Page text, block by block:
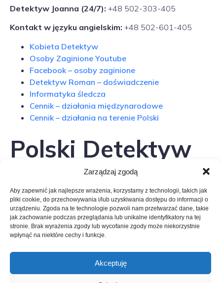
Zarządzaj zgodą
Aby zapewnić jak najlepsze wrażenia, korzystamy z technologii, takich jak
pliki cookie, do przechowywania i/lub uzyskiwania dostępu do informacji o
urządzeniu. Zgoda na te technologie pozwoli nam przetwarzać dane, takie
jak zachowanie podczas przeglądania lub unikalne identyfikatory na tej
stronie. Brak wyrażenia zgody lub wycofanie zgody może niekorzystnie
wpłynąć na niektóre cechy i funkcje.
Akceptuję
Detektyw Joanna (24/7): +48 502-303-405
Kontakt w języku angielskim: +48 502-601-405
Kobieta Detektyw
Osoby Zaginione Youtube
Facebook – osoby zaginione
Detektyw Roman – doświadczenie
Informatyka śledcza
Cennik – działania międzynarodowe
Cennik – działania na terenie Polski
Polski Detektyw
Wolfsberg –
kontakt
Telefon kontaktowy: +48 502-404-405